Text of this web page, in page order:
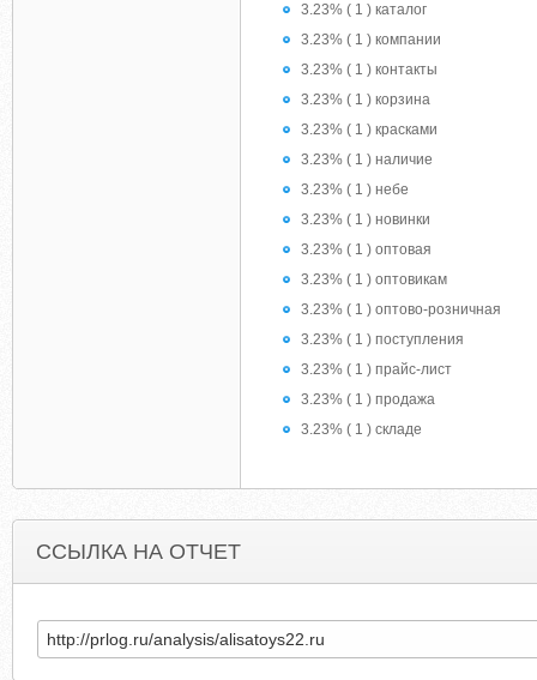
3.23% ( 1 ) каталог
3.23% ( 1 ) компании
3.23% ( 1 ) контакты
3.23% ( 1 ) корзина
3.23% ( 1 ) красками
3.23% ( 1 ) наличие
3.23% ( 1 ) небе
3.23% ( 1 ) новинки
3.23% ( 1 ) оптовая
3.23% ( 1 ) оптовикам
3.23% ( 1 ) оптово-розничная
3.23% ( 1 ) поступления
3.23% ( 1 ) прайс-лист
3.23% ( 1 ) продажа
3.23% ( 1 ) складе
ССЫЛКА НА ОТЧЕТ